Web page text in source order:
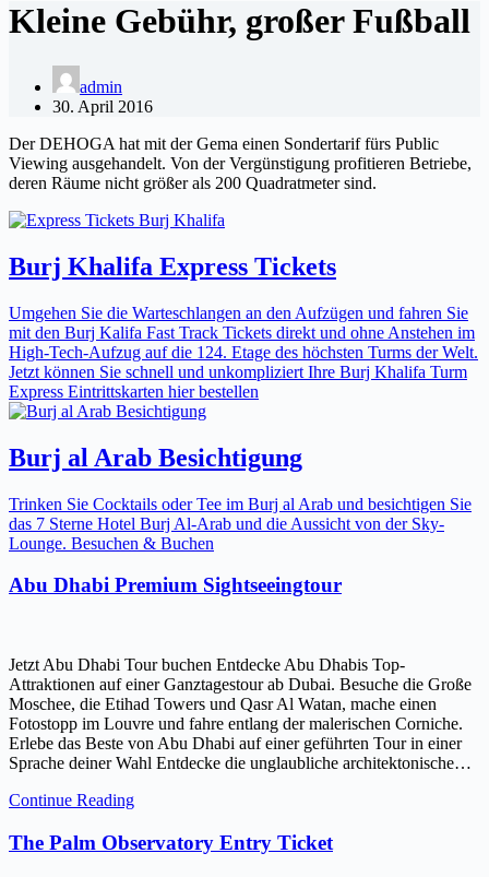
Kleine Gebühr, großer Fußball
admin
30. April 2016
Der DEHOGA hat mit der Gema einen Sondertarif fürs Public
Viewing ausgehandelt. Von der Vergünstigung profitieren Betriebe,
deren Räume nicht größer als 200 Quadratmeter sind.
Burj Khalifa Express Tickets
Umgehen Sie die Warteschlangen an den Aufzügen und fahren Sie
mit den Burj Kalifa Fast Track Tickets direkt und ohne Anstehen im
High-Tech-Aufzug auf die 124. Etage des höchsten Turms der Welt.
Jetzt können Sie schnell und unkompliziert Ihre Burj Khalifa Turm
Express Eintrittskarten hier bestellen
Burj al Arab Besichtigung
Trinken Sie Cocktails oder Tee im Burj al Arab und besichtigen Sie
das 7 Sterne Hotel Burj Al-Arab und die Aussicht von der Sky-
Lounge. Besuchen & Buchen
Abu Dhabi Premium Sightseeingtour
Jetzt Abu Dhabi Tour buchen Entdecke Abu Dhabis Top-
Attraktionen auf einer Ganztagestour ab Dubai. Besuche die Große
Moschee, die Etihad Towers und Qasr Al Watan, mache einen
Fotostopp im Louvre und fahre entlang der malerischen Corniche.
Erlebe das Beste von Abu Dhabi auf einer geführten Tour in einer
Sprache deiner Wahl Entdecke die unglaubliche architektonische…
Continue Reading
The Palm Observatory Entry Ticket